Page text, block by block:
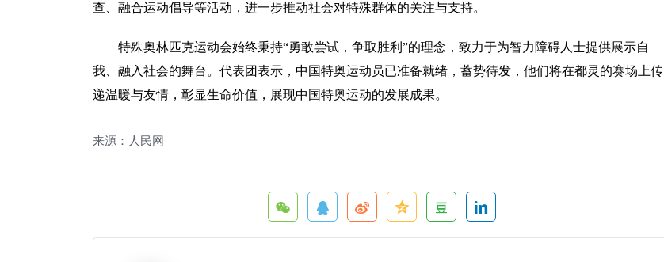
查、融合运动倡导等活动，进一步推动社会对特殊群体的关注与支持。
特殊奥林匹克运动会始终秉持“勇敢尝试，争取胜利”的理念，致力于为智力障碍人士提供展示自
我、融入社会的舞台。代表团表示，中国特奥运动员已准备就绪，蓄势待发，他们将在都灵的赛场上传
递温暖与友情，彰显生命价值，展现中国特奥运动的发展成果。
来源：人民网